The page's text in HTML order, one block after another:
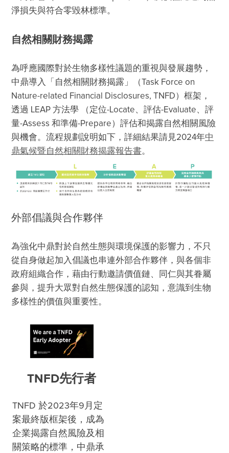
淨損失與符合零毀林標準。
自然相關財務揭露
為呼應國際對於生物多樣性議題的重視與發展趨勢，
中鼎導入「自然相關財務揭露」（Task Force on
Nature-related Financial Disclosures, TNFD）框架，
透過 LEAP 方法學 （定位-Locate、評估-Evaluate、評
量-Assess 和準備-Prepare）評估和揭露自然相關風險
與機會。流程規劃說明如下，詳細結果請見2024年中
鼎氣候暨自然相關財務揭露報告書。
外部倡議與合作夥伴
為強化中鼎對於自然生態與環境保護的影響力，不只
從自身做起加入倡議也串連外部合作夥伴，與各個非
政府組織合作，藉由行動邀請價值鏈、同仁與其眷屬
參與，提升大眾對自然生態保護的認知，意識到生物
多樣性的價值與重要性。
TNFD先行者
TNFD 於2023年9月定
案最終版框架後，成為
企業揭露自然風險及相
關策略的標準，中鼎承